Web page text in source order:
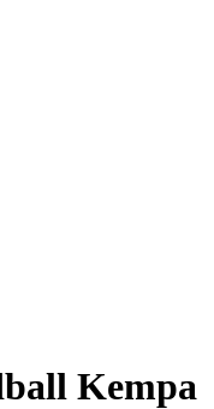
Kempa